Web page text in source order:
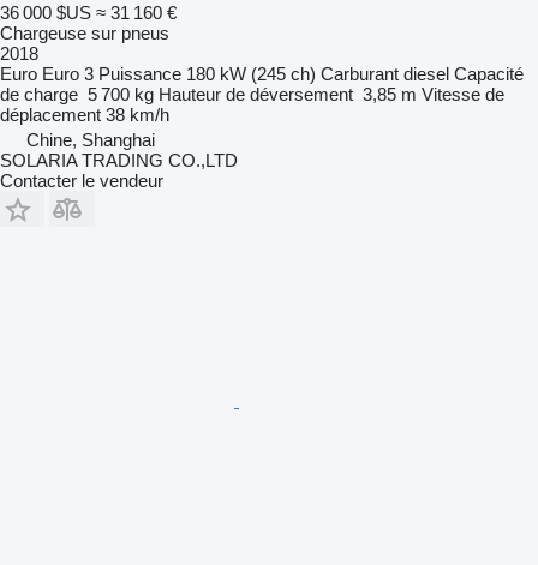
36 000 $US ≈ 31 160 €
Chargeuse sur pneus
2018
Euro Euro 3 Puissance 180 kW (245 ch) Carburant diesel Capacité
de charge 5 700 kg Hauteur de déversement 3,85 m Vitesse de
déplacement 38 km/h
Chine, Shanghai
SOLARIA TRADING CO.,LTD
Contacter le vendeur